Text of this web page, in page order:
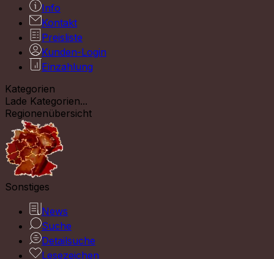
Info
Kontakt
Preisliste
Kunden-Login
Einzahlung
Kategorien
Lade Kategorien...
Regionenübersicht
Sonstiges
News
Suche
Detailsuche
Lesezeichen